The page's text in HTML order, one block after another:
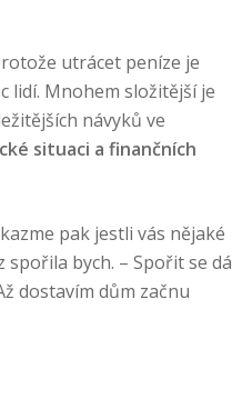
utrácet peníze je
lidí. Mnohem složitější je
návyků ve
situaci a finančních
pak jestli vás nějaké
bych. – Spořit se dá
dostavím dům začnu